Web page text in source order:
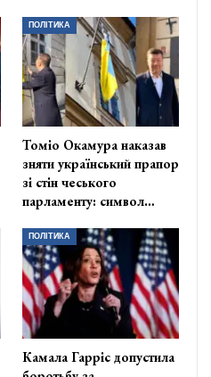
ПОЛІТИКА
Томіо Окамура наказав
зняти український прапор
зі стін чеського
парламенту: символ…
ПОЛІТИКА
Камала Гарріс допустила